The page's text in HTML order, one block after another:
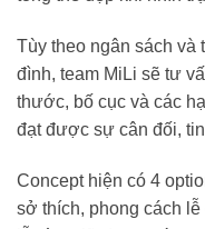
Tùy theo ngân sách và
đình, team MiLi sẽ tư
thước, bố cục và các
đạt được sự cân đối,
Concept hiện có 4
sở thích, phong cách